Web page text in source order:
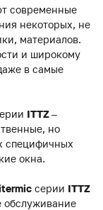
современные
некоторых, не
материалов.
и широкому
в самые
ITTZ–
но
специфичных
окна.
серии ITTZ
обслуживание